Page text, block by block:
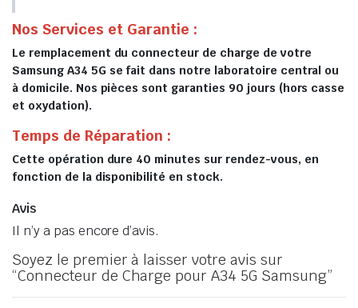
Nos Services et Garantie :
Le remplacement du connecteur de charge de votre
Samsung A34 5G se fait dans notre laboratoire central ou
à domicile. Nos pièces sont garanties 90 jours (hors casse
et oxydation).
Temps de Réparation :
Cette opération dure 40 minutes sur rendez-vous, en
fonction de la disponibilité en stock.
Avis
Il n’y a pas encore d’avis.
Soyez le premier à laisser votre avis sur
“Connecteur de Charge pour A34 5G Samsung”